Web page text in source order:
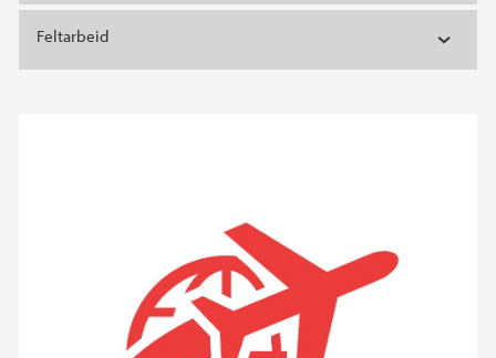
Feltarbeid